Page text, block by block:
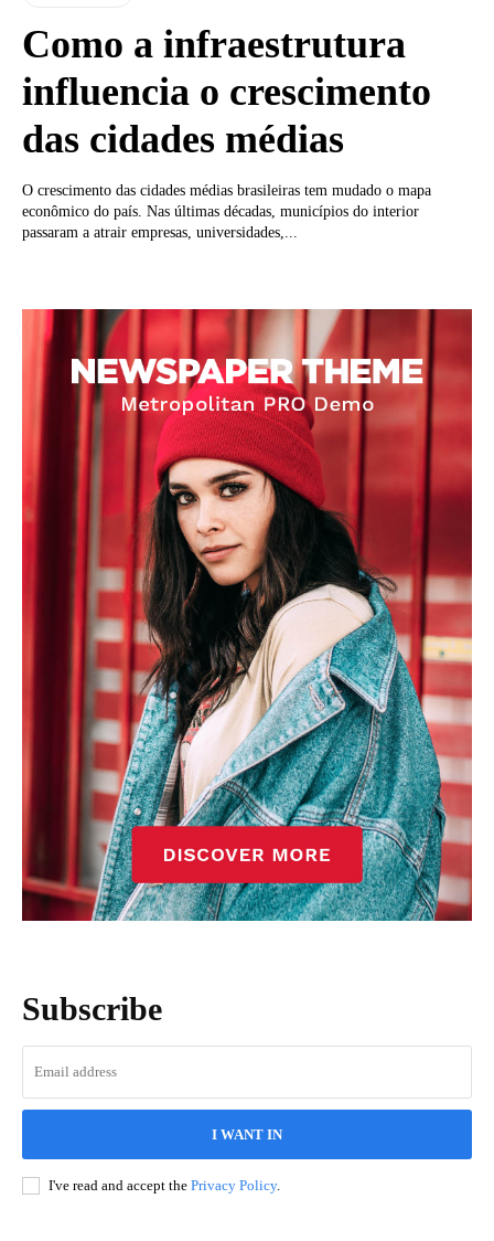
Como a infraestrutura
influencia o crescimento
das cidades médias
O crescimento das cidades médias brasileiras tem mudado o mapa
econômico do país. Nas últimas décadas, municípios do interior
passaram a atrair empresas, universidades,...
Subscribe
I WANT IN
I've read and accept the Privacy Policy.